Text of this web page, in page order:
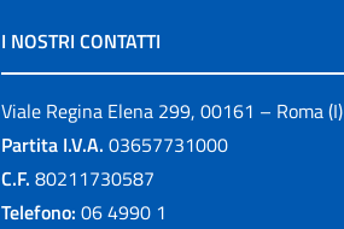
I NOSTRI CONTATTI
Viale Regina Elena 299, 00161 – Roma (I)
Partita I.V.A. 03657731000
C.F. 80211730587
Telefono: 06 4990 1